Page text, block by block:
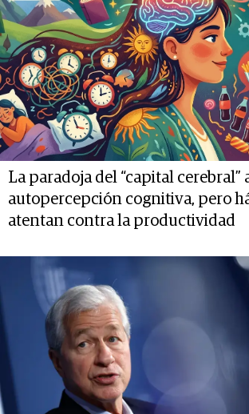
La paradoja del “capital
autopercepción cognitiva, pero
atentan contra la productividad